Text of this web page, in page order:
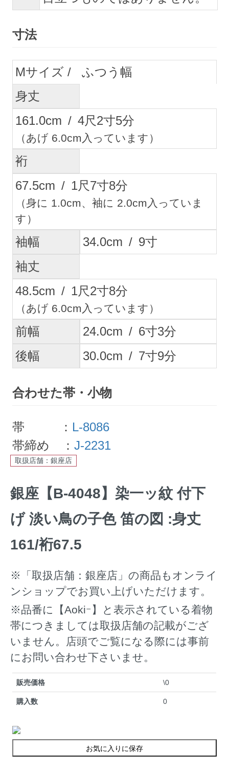
寸法
M
ふつう幅
身丈
161.0cm / 4尺2寸5分
（あげ 6.0cm入っています）
裄
67.5cm / 1尺7寸8分
（身に 1.0cm、袖に 2.0cm入っていま
す）
袖幅 34.0cm / 9寸
袖丈
48.5cm / 1尺2寸8分
（あげ 6.0cm入っています）
前幅 24.0cm / 6寸3分
後幅
30.0cm / 7寸9分
合わせた帯・小物
帯 ： L-8086
帯締め ：J-2231
取扱店舗：銀座店
銀座【B-4048】染一ッ紋 付下
げ 淡い鳥の子色 笛の図 :身丈
161/裄67.5
※「取扱店舗：銀座店」の商品もオンライ
ンショップでお買い上げいただけます。
※品番に【Aokiｰ】と表示されている着物
帯につきましては取扱店舗の記載がござ
いません。店頭でご覧になる際には事前
にお問い合わせ下さいませ。
販売価格 \0
購入数 0
お気に入りに保存